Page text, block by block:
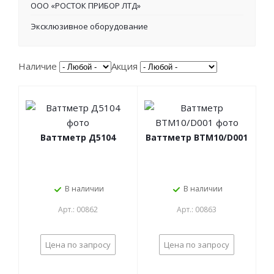
ООО «РОСТОК ПРИБОР ЛТД»
Эксклюзивное оборудование
Наличие Акция
Ваттметр Д5104
В наличии
Арт.: 00862
Цена по запросу
Ваттметр ВТМ10/D001
В наличии
Арт.: 00863
Цена по запросу